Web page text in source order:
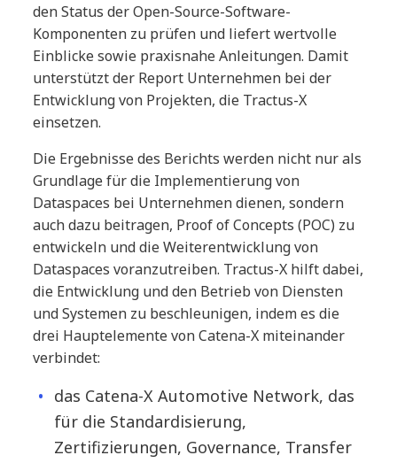
den Status der Open-Source-Software-
Komponenten zu prüfen und liefert wertvolle
Einblicke sowie praxisnahe Anleitungen. Damit
unterstützt der Report Unternehmen bei der
Entwicklung von Projekten, die Tractus-X
einsetzen.
Die Ergebnisse des Berichts werden nicht nur als
Grundlage für die Implementierung von
Dataspaces bei Unternehmen dienen, sondern
auch dazu beitragen, Proof of Concepts (POC) zu
entwickeln und die Weiterentwicklung von
Dataspaces voranzutreiben. Tractus-X hilft dabei,
die Entwicklung und den Betrieb von Diensten
und Systemen zu beschleunigen, indem es die
drei Hauptelemente von Catena-X miteinander
verbindet:
das Catena-X Automotive Network, das
für die Standardisierung,
Zertifizierungen, Governance, Transfer